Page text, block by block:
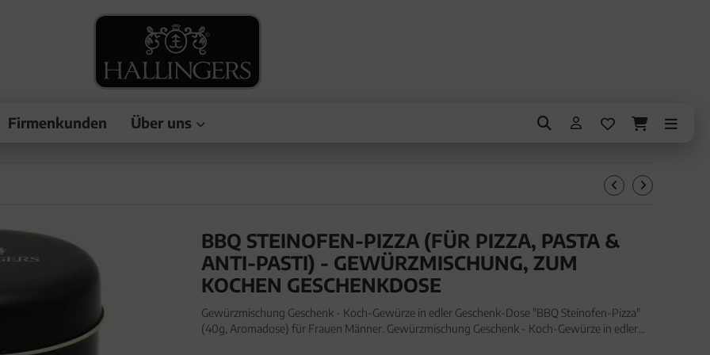
Firmenkunden Über uns
BBQ STEINOFEN-PIZZA (FÜR PIZZA, PASTA &
ANTI-PASTI) - GEWÜRZMISCHUNG, ZUM
KOCHEN GESCHENKDOSE
Gewürzmischung Geschenk - Koch-Gewürze in edler Geschenk-Dose "BBQ Steinofen-Pizza"
(40g, Aromadose) für Frauen Männer. Gewürzmischung Geschenk - Koch-Gewürze in edler